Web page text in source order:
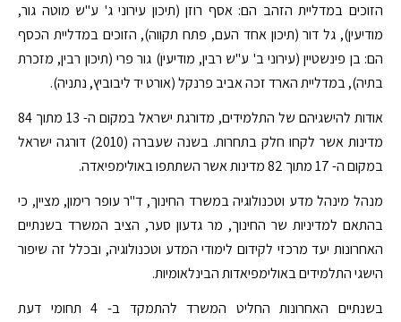
הזוכים במדליית הזהב הם: אסף רוזן (תיכון עירוני ג' ע"ש מוטה גור,
מודיעין), גל דור (תיכון אחד העם, פתח תקווה), הזוכים במדליית הכסף
הם: בן פינשטיין (עירוני ב' ע"ש רבין, מודיעין) גור פרי (תיכון רבין, מזכרת
בתיה), במדליית הארד זכה אביב פרנקל (אורט יד ליבוביץ, נתניה).
אודות להישגיהם של התלמידים, מדורגת ישראל במקום ה- 13 מתוך 84
מדינות אשר לקחו חלק בתחרות. בשנה שעברה (2010) דורגה ישראל
במקום ה- 17 מתוך 82 מדינות אשר השתתפו באולימפיאדה.
מנהל מינהל מדע וטכנולוגיה במשרד החינוך, ד"ר עופר רימון, מציין, כי
בהתאם למדיניות שר החינוך, מר גדעון סער, הציב המשרד בשנתיים
האחרונות יעד מרכזי לקידום לימודי המדע וטכנולוגיה, ובכלל זה שיפור
הישגי התלמידים באולימפיאדות הבינלאומיות.
בשנתיים האחרונות החליט המשרד להתמקד ב- 4 תחומי דעת